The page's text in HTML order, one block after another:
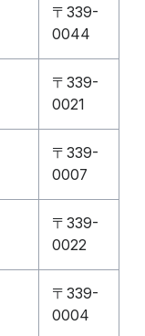
〒339-
0044
〒339-
0021
〒339-
0007
〒339-
0022
〒339-
0004